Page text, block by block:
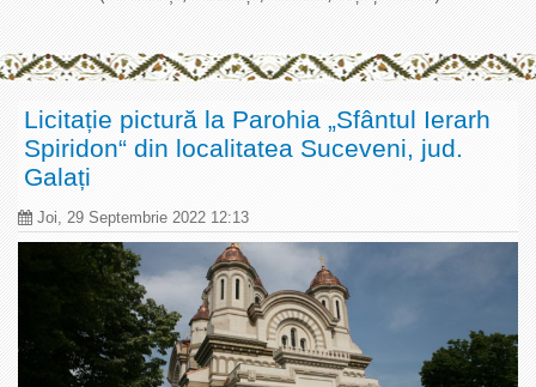
Licitație pictură la Parohia „Sfântul Ierarh
Spiridon“ din localitatea Suceveni, jud.
Galați
Joi, 29 Septembrie 2022 12:13